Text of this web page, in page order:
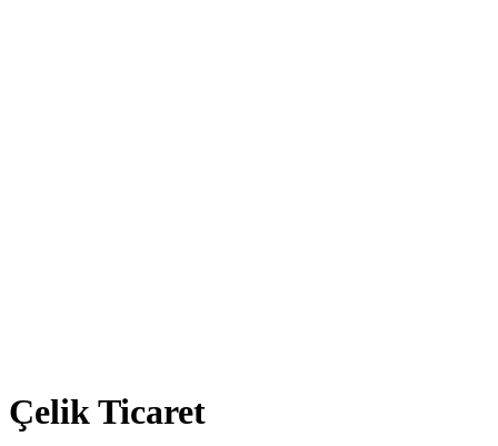
Çelik Ticaret